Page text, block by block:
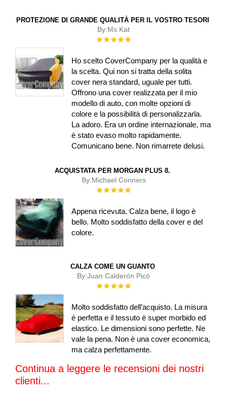
PROTEZIONE DI GRANDE QUALITÀ PER IL VOSTRO TESORI
By:Ms Kat
Rating:
Ho scelto CoverCompany per la qualità e
la scelta. Qui non si tratta della solita
cover nera standard, uguale per tutti.
Offrono una cover realizzata per il mio
modello di auto, con molte opzioni di
colore e la possibilità di personalizzarla.
La adoro. Era un ordine internazionale, ma
è stato evaso molto rapidamente.
Comunicano bene. Non rimarrete delusi.
ACQUISTATA PER MORGAN PLUS 8.
By:Michael Conners
Rating:
Appena ricevuta. Calza bene, il logo è
bello. Molto soddisfatto della cover e del
colore.
CALZA COME UN GUANTO
By:Juan Calderón Picó
Rating:
Molto soddisfatto dell’acquisto. La misura
è perfetta e il tessuto è super morbido ed
elastico. Le dimensioni sono perfette. Ne
vale la pena. Non è una cover economica,
ma calza perfettamente.
Continua a leggere le recensioni dei nostri
clienti...